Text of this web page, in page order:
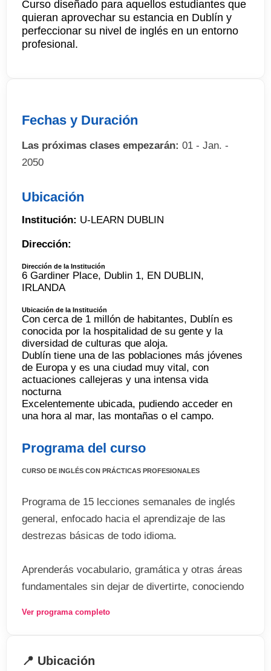
Curso diseñado para aquellos estudiantes que
quieran aprovechar su estancia en Dublín y
perfeccionar su nivel de inglés en un entorno
profesional.
Fechas y Duración
Las próximas clases empezarán: 01 - Jan. -
2050
Ubicación
Institución: U-LEARN DUBLIN
Dirección:
Dirección de la Institución
6 Gardiner Place, Dublin 1, EN DUBLIN,
IRLANDA
Ubicación de la Institución
Con cerca de 1 millón de habitantes, Dublín es
conocida por la hospitalidad de su gente y la
diversidad de culturas que aloja.
Dublín tiene una de las poblaciones más jóvenes
de Europa y es una ciudad muy vital, con
actuaciones callejeras y una intensa vida
nocturna
Excelentemente ubicada, pudiendo acceder en
una hora al mar, las montañas o el campo.
Programa del curso
CURSO DE INGLÉS CON PRÁCTICAS PROFESIONALES
Programa de 15 lecciones semanales de inglés
general, enfocado hacia el aprendizaje de las
destrezas básicas de todo idioma.
Aprenderás vocabulario, gramática y otras áreas
fundamentales sin dejar de divertirte, conociendo
Ver programa completo
📍 Ubicación